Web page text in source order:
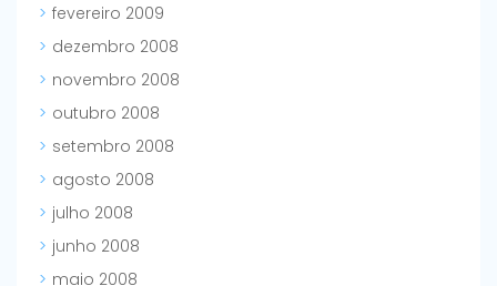
fevereiro 2009
dezembro 2008
novembro 2008
outubro 2008
setembro 2008
agosto 2008
julho 2008
junho 2008
maio 2008